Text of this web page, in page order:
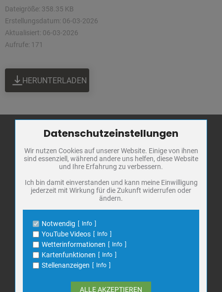
Dateigröße: 358.35 KB
Erstellungsdatum: 06-03-2026
Aktualisiert: 06-03-2026
Aufrufe: 171
HERUNTERLADEN
Stadt Bad
Frankenhausen
Markt 1
06567 Bad Frankenhausen
Telefon: 034671 7 20 0
E-Mail:info@bad-frankenhausen.de
Search
for:
Zum Betrieb der Seite notwendige Cookies / Drittanbieter:
Name
PHP Session Cookie
Anbieter
Eigentümer dieser Website
Schutz
Cookie Name
PHPSESSID, fe_typo_user
Name
Cookiespeicherung Entscheidungscookie
Anbieter
Eigentümer dieser Website
Zweck
Speichert die Einstellungen der Besucher
bezüglich der Speicherung von Cookies.
Cookie Name
dywc
1 Jahr
Datenschutzeinstellungen
Wir nutzen Cookies auf unserer Website. Einige von ihnen
sind essenziell, während andere uns helfen, diese Website
und Ihre Erfahrung zu verbessern.
Ich bin damit einverstanden und kann meine Einwilligung
jederzeit mit Wirkung für die Zukunft widerrufen oder
ändern.
Notwendig Info
YouTube Videos Info
Wetterinformationen Info
Kartenfunktionen Info
Stellenanzeigen Info
ALLE AKZEPTIEREN